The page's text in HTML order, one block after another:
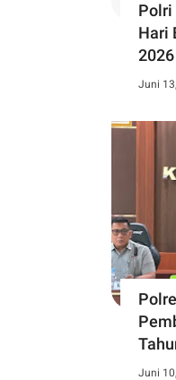
Polri
Hari
2026
Juni
Juni